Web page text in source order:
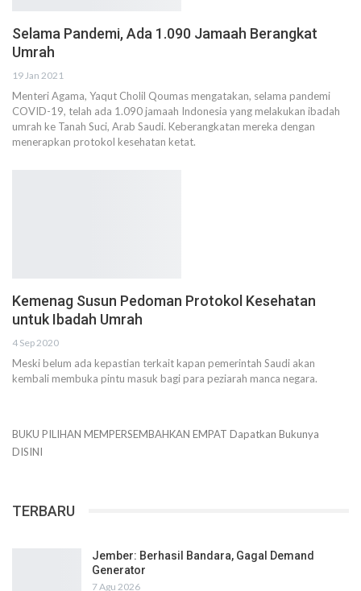
Selama Pandemi, Ada 1.090 Jamaah Berangkat
Umrah
19 Jan 2021
Menteri Agama, Yaqut Cholil Qoumas mengatakan, selama pandemi
COVID-19, telah ada 1.090 jamaah Indonesia yang melakukan ibadah
umrah ke Tanah Suci, Arab Saudi. Keberangkatan mereka dengan
menerapkan protokol kesehatan ketat.
Kemenag Susun Pedoman Protokol Kesehatan
untuk Ibadah Umrah
4 Sep 2020
Meski belum ada kepastian terkait kapan pemerintah Saudi akan
kembali membuka pintu masuk bagi para peziarah manca negara.
BUKU PILIHAN MEMPERSEMBAHKAN EMPAT Dapatkan Bukunya
DISINI
TERBARU
Jember: Berhasil Bandara, Gagal Demand
Generator
7 Agu 2026